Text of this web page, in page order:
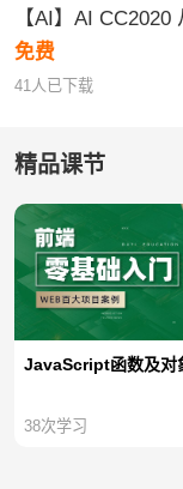
免费
41人已下载
精品课节
38次学习